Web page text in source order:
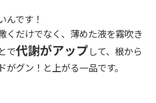
んです！
くだけでなく、薄めた液を霧吹き
で代謝がアップして、根から
グン！と上がる一品です。